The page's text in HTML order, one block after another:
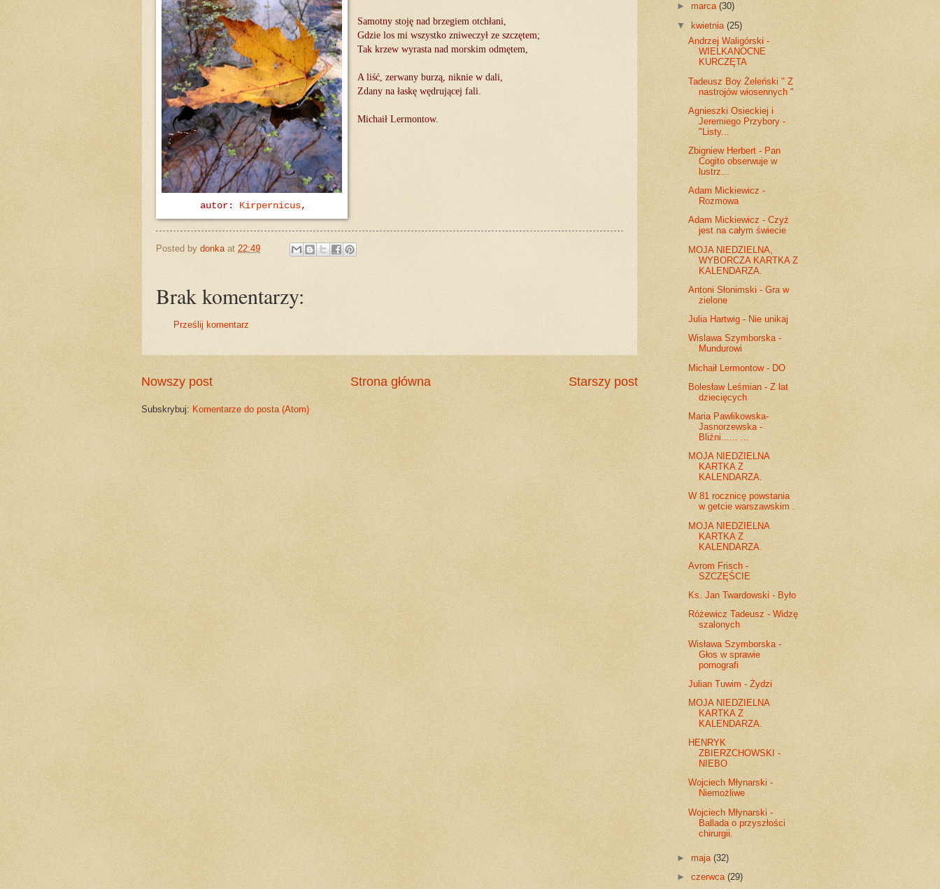
autor: Kirpernicus,
Samotny stoję nad brzegiem otchłani,
Gdzie los mi wszystko zniweczył ze szczętem;
Tak krzew wyrasta nad morskim odmętem,
A liść, zerwany burzą, niknie w dali,
Zdany na łaskę wędrującej fali.
Michaił Lermontow.
Posted by donka at 22:49
Brak komentarzy:
Prześlij komentarz
Nowszy post Starszy post
Strona główna
Subskrybuj: Komentarze do posta (Atom)
►marca(30)
▼kwietnia(25)
Andrzej Waligórski -
WIELKANOCNE
KURCZĘTA
Tadeusz Boy Żeleński " Z
nastrojów wiosennych "
Agnieszki Osieckiej i
Jeremiego Przybory -
"Listy...
Zbigniew Herbert - Pan
Cogito obserwuje w
lustrz...
Adam Mickiewicz -
Rozmowa
Adam Mickiewicz - Czyż
jest na całym świecie
MOJA NIEDZIELNA,
WYBORCZA KARTKA Z
KALENDARZA.
Antoni Słonimski - Gra w
zielone
Julia Hartwig - Nie unikaj
Wislawa Szymborska -
Mundurowi
Michaił Lermontow - DO
Bolesław Leśmian - Z lat
dziecięcych
Maria Pawlikowska-
Jasnorzewska -
Bliźni...... ...
MOJA NIEDZIELNA
KARTKA Z
KALENDARZA.
W 81 rocznicę powstania
w getcie warszawskim .
MOJA NIEDZIELNA
KARTKA Z
KALENDARZA.
Avrom Frisch -
SZCZĘŚCIE
Ks. Jan Twardowski - Było
Różewicz Tadeusz - Widzę
szalonych
Wisława Szymborska -
Głos w sprawie
pornografi
Julian Tuwim - Żydzi
MOJA NIEDZIELNA
KARTKA Z
KALENDARZA.
HENRYK
ZBIERZCHOWSKI -
NIEBO
Wojciech Młynarski -
Niemożliwe
Wojciech Młynarski -
Ballada o przyszłości
chirurgii.
►maja(32)
►czerwca(29)